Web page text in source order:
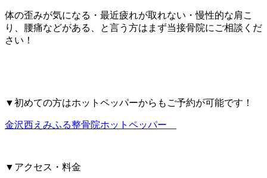
体の歪みが気になる・最近疲れが取れない・慢性的な肩こ
り、腰痛などがある、と言う方はまず当接骨院にご相談くだ
さい！
▼初めての方はホットペッパーからもご予約が可能です！
金沢西えみふる整骨院ホットペッパー
▼アクセス・料金